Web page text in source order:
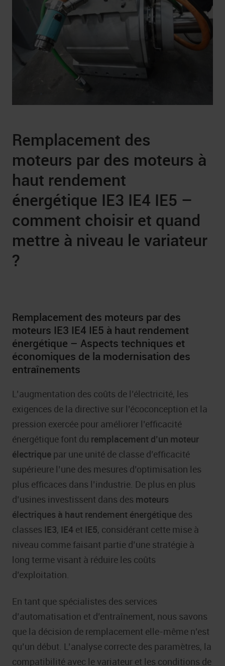
Remplacement des
moteurs par des moteurs à
haut rendement
énergétique IE3 IE4 IE5 –
comment choisir et quand
mettre à niveau le variateur
?
Remplacement des moteurs par des
moteurs IE3 IE4 IE5 à haut rendement
énergétique – Aspects techniques et
économiques de la modernisation des
entraînements
L’augmentation des coûts de l’électricité, les
exigences de la directive sur l’écoconception et la
pression exercée pour améliorer l’efficacité
énergétique font du remplacement d’un moteur
électrique par une unité de classe d’efficacité
supérieure l’une des mesures d’optimisation les
plus efficaces dans l’industrie. De plus en plus
d’usines investissent dans des moteurs
électriques à haut rendement énergétique des
classes IE3, IE4 et IE5, considérant cette mise à
niveau comme faisant partie d’une stratégie à
long terme visant à réduire les coûts
d’exploitation.
En tant que spécialistes des services
d’automatisation et d’entraînement, nous savons
que la décision de remplacement elle-même n’est
qu’un début. L’analyse correcte des paramètres, la
compatibilité avec le variateur et les conditions de